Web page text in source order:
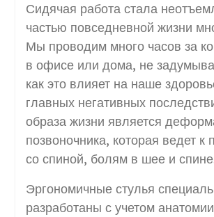
Сидячая работа стала
частью повседневной жизни
Мы проводим много часов за
в офисе или дома, не
как это влияет на наше
главных негативных
образа жизни является
позвоночника, которая ведет к
со спиной, болям в шее и
Эргономичные стулья
разработаны с учетом